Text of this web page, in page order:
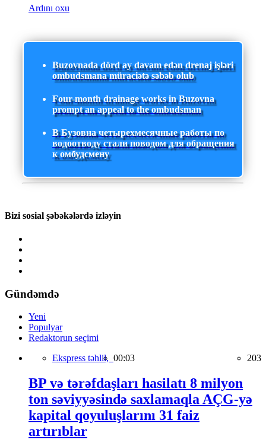
Ardını oxu
Buzovnada dörd ay davam edən drenaj işləri
ombudsmana müraciətə səbəb olub
Four-month drainage works in Buzovna
prompt an appeal to the ombudsman
В Бузовна четырехмесячные работы по
водоотводу стали поводом для обращения
к омбудсмену
Bizi sosial şəbəkələrdə izləyin
Gündəmdə
Yeni
Populyar
Redaktorun seçimi
Ekspress təhlil, 00:03 203
BP və tərəfdaşları hasilatı 8 milyon
ton səviyyəsində saxlamaqla AÇG-yə
kapital qoyuluşlarını 31 faiz
artırıblar